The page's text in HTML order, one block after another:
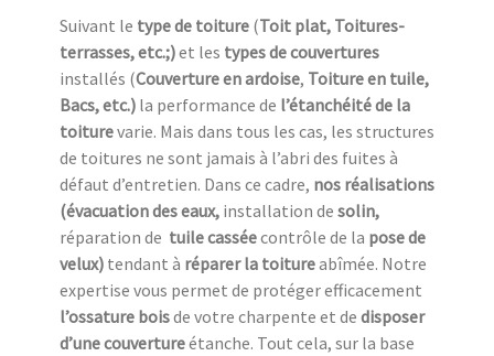
Suivant le type de toiture (Toit plat, Toitures-
terrasses, etc.;)et les types de couvertures
installés (Couverture en ardoise, Toiture en tuile,
Bacs, etc.) la performance de l’étanchéité de la
toiturevarie. Mais dans tous les cas, les structures
de toitures ne sont jamais à l’abri des fuites à
défaut d’entretien. Dans ce cadre, nos réalisations
(évacuation des eaux, installation de solin,
réparation de tuile casséecontrôle de la pose de
velux) tendant à réparer la toitureabîmée. Notre
expertise vous permet de protéger efficacement
l’ossature boisde votre charpente et de disposer
d’une couvertureétanche. Tout cela, sur la base